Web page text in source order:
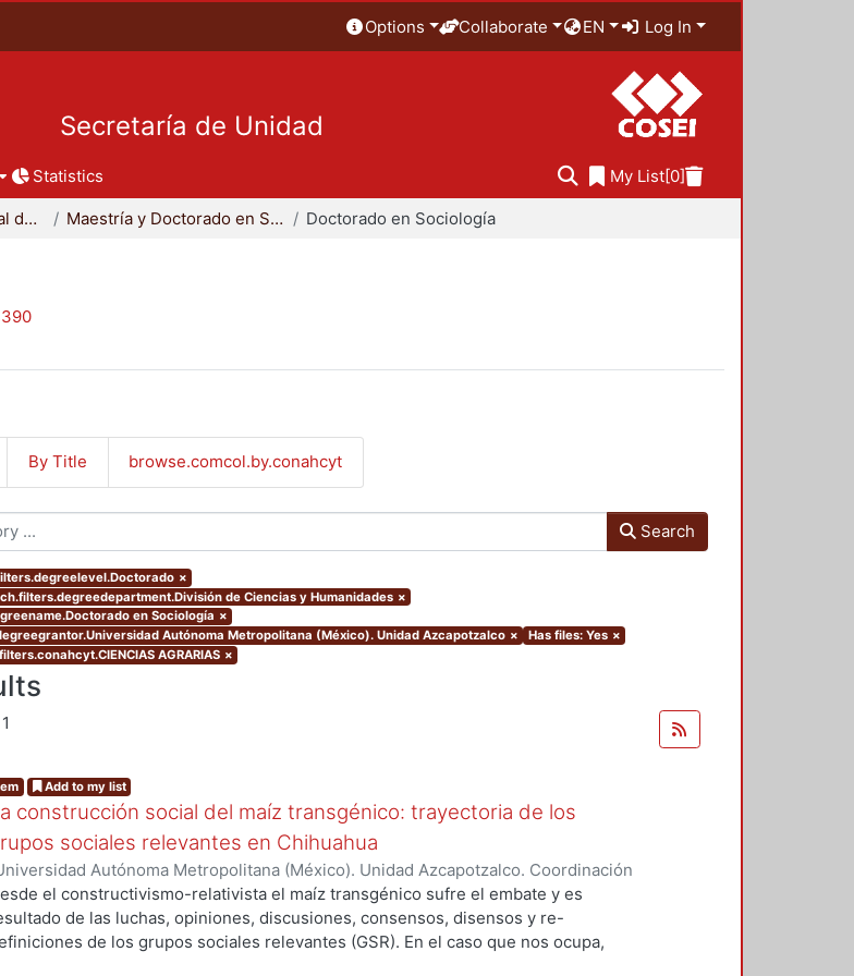
Options Collaborate EN Log In
Secretaría de Unidad
Statistics My List[0]
Coordinación Divisional de Posgrado Maestría y Doctorado en Sociología Doctorado en Sociología
By Title browse.comcol.by.conahcyt
Search
×
de Ciencias y Humanidades ×
en Sociología ×
Autónoma Metropolitana (México). Unidad Azcapotzalco × Has files: Yes ×
AGRARIAS ×
Add to my list
construcción social del maíz transgénico: trayectoria de los
sociales relevantes en Chihuahua
Autónoma Metropolitana (México). Unidad Azcapotzalco. Coordinación
Servicios de Información.,2014-07-11)FERNANDEZ NAVA, MARCO ANTONIO
el constructivismo-relativista el maíz transgénico sufre el embate y es
de las luchas, opiniones, discusiones, consensos, disensos y re-
de los grupos sociales relevantes (GSR). En el caso que nos ocupa,